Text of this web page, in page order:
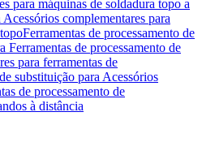
para máquinas de soldadura topo a
complementares para
Ferramentas de processamento de
Ferramentas de processamento de
para ferramentas de
substituição para Acessórios
de processamento de
à distância